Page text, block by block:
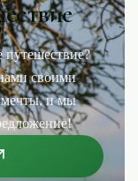
путешествие?
своими
мечты, и мы